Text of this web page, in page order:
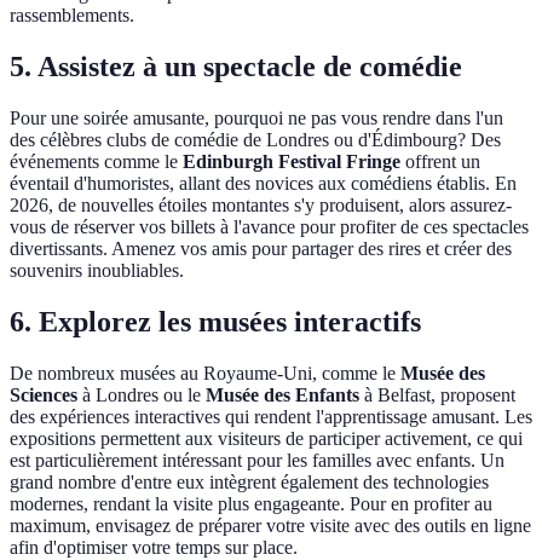
rassemblements.
5. Assistez à un spectacle de comédie
Pour une soirée amusante, pourquoi ne pas vous rendre dans l'un
des célèbres clubs de comédie de Londres ou d'Édimbourg? Des
événements comme le Edinburgh Festival Fringe offrent un
éventail d'humoristes, allant des novices aux comédiens établis. En
2026, de nouvelles étoiles montantes s'y produisent, alors assurez-
vous de réserver vos billets à l'avance pour profiter de ces spectacles
divertissants. Amenez vos amis pour partager des rires et créer des
souvenirs inoubliables.
6. Explorez les musées interactifs
De nombreux musées au Royaume-Uni, comme le Musée des
Sciences à Londres ou le Musée des Enfants à Belfast, proposent
des expériences interactives qui rendent l'apprentissage amusant. Les
expositions permettent aux visiteurs de participer activement, ce qui
est particulièrement intéressant pour les familles avec enfants. Un
grand nombre d'entre eux intègrent également des technologies
modernes, rendant la visite plus engageante. Pour en profiter au
maximum, envisagez de préparer votre visite avec des outils en ligne
afin d'optimiser votre temps sur place.